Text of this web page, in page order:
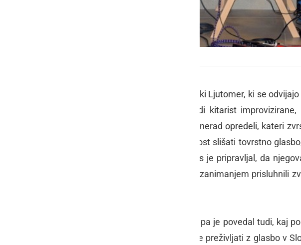
V sklopu četrtkovih večerov v Enoteki Ljutomer, ki se
, se je tokrat predstavil mladi kitarist
. Sam se sicer zelo nerad opredeli, kateri
da imamo v Prlekiji le redko priložnost slišati tovrstno
drugačna. Med improviziranjem nas je pripravljal, da
včasih "čudni", toda prisotni smo z zanimanjem prisluhnili
Med posameznimi improvizacijami pa je povedal tudi, kaj
of Music v Bostonu, ZDA, kako se je preživljati z glasbo v